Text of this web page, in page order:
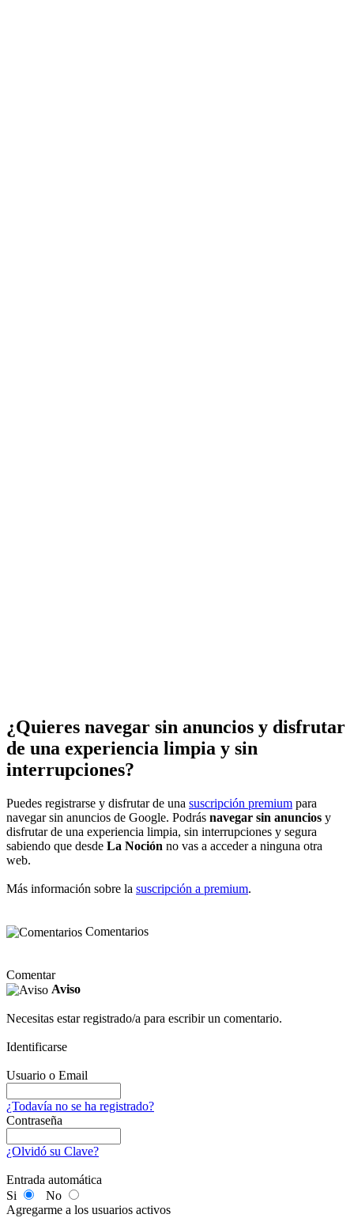
¿Quieres navegar sin anuncios y disfrutar
de una experiencia limpia y sin
interrupciones?
Puedes registrarse y disfrutar de una suscripción premium para
navegar sin anuncios de Google. Podrás navegar sin anuncios y
disfrutar de una experiencia limpia, sin interrupciones y segura
sabiendo que desde La Noción no vas a acceder a ninguna otra
web.
Más información sobre la suscripción a premium.
Comentarios
Comentar
Aviso
Necesitas estar registrado/a para escribir un comentario.
Identificarse
Usuario o Email
¿Todavía no se ha registrado?
Contraseña
¿Olvidó su Clave?
Entrada automática
Si
No
Agregarme a los usuarios activos